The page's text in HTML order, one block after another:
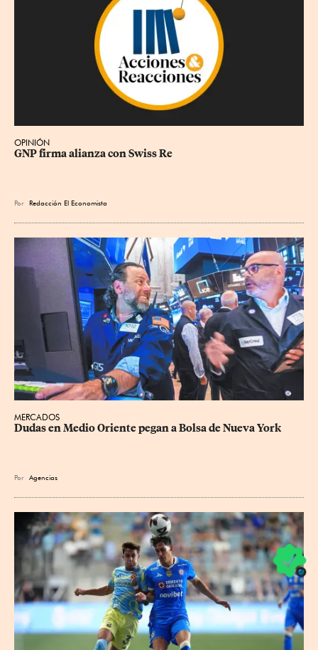
OPINIÓN
GNP firma alianza con Swiss Re
Por Redacción El Economista
MERCADOS
Dudas en Medio Oriente pegan a Bolsa de Nueva York
Por Agencias